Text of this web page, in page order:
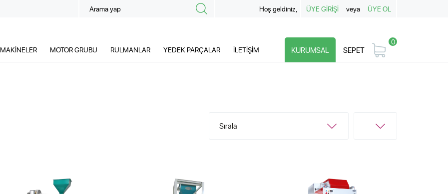
Hoş geldiniz, ÜYE GİRİŞİ veya ÜYE OL
KURUMSAL SEPET
0
MAKİNELER MOTOR GRUBU RULMANLAR YEDEK PARÇALAR İLETİŞİM